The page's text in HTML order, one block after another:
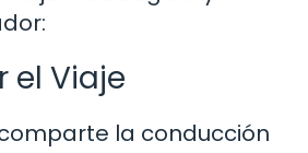
el Viaje
la conducción